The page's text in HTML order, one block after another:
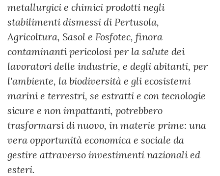
metallurgici e chimici prodotti negli
stabilimenti dismessi di Pertusola,
Agricoltura, Sasol e Fosfotec, finora
contaminanti pericolosi per la salute dei
lavoratori delle industrie, e degli abitanti, per
l'ambiente, la biodiversità e gli ecosistemi
marini e terrestri, se estratti e con tecnologie
sicure e non impattanti, potrebbero
trasformarsi di nuovo, in materie prime: una
vera opportunità economica e sociale da
gestire attraverso investimenti nazionali ed
esteri.